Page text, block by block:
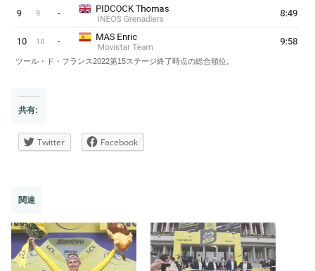
ツール・ド・フランス2022第15ステージ終了時点の総合順位。
共有:
Twitter Facebook
関連